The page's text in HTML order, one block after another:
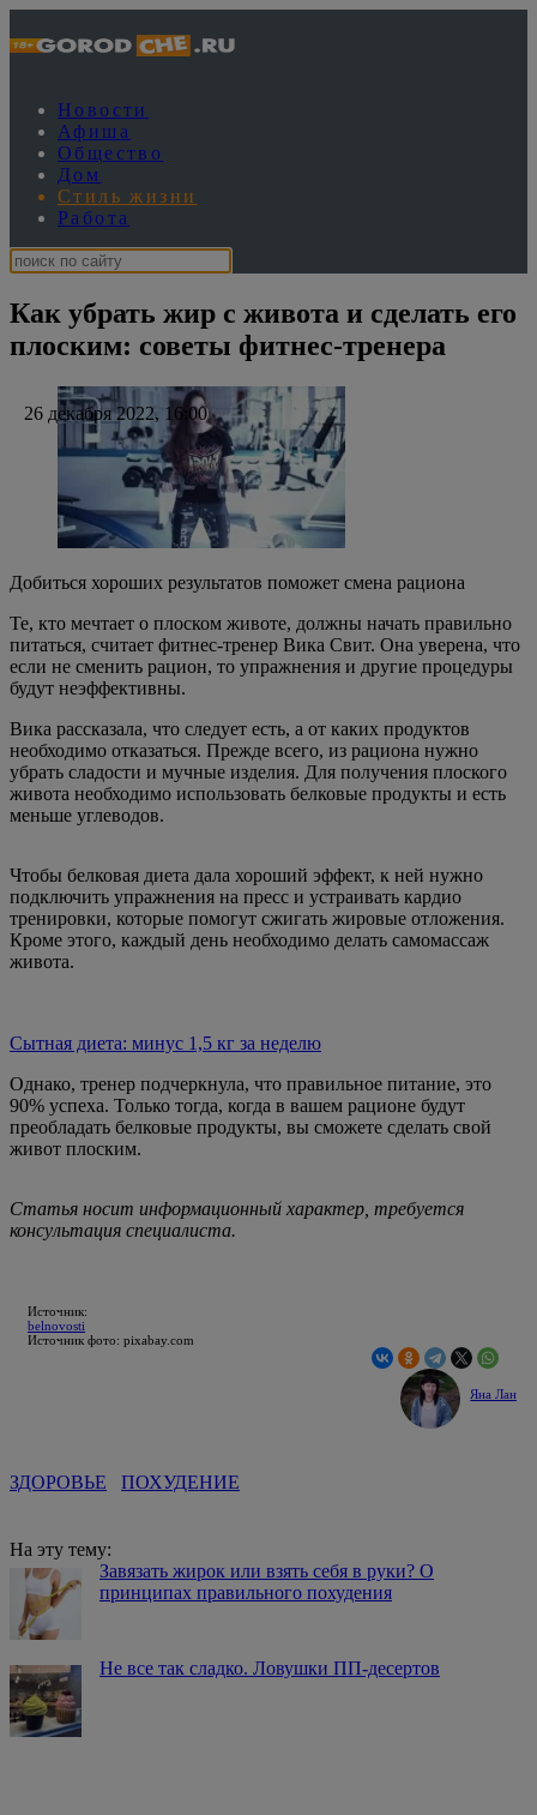
Новости
Афиша
Общество
Дом
Стиль жизни
Работа
Как убрать жир с живота и сделать его
плоским: советы фитнес-тренера
26 декабря 2022, 16:00
Добиться хороших результатов поможет смена рациона
Те, кто мечтает о плоском животе, должны начать правильно
питаться, считает фитнес-тренер Вика Свит. Она уверена, что
если не сменить рацион, то упражнения и другие процедуры
будут неэффективны.
Вика рассказала, что следует есть, а от каких продуктов
необходимо отказаться. Прежде всего, из рациона нужно
убрать сладости и мучные изделия. Для получения плоского
живота необходимо использовать белковые продукты и есть
меньше углеводов.
Чтобы белковая диета дала хороший эффект, к ней нужно
подключить упражнения на пресс и устраивать кардио
тренировки, которые помогут сжигать жировые отложения.
Кроме этого, каждый день необходимо делать самомассаж
живота.
Сытная диета: минус 1,5 кг за неделю
Однако, тренер подчеркнула, что правильное питание, это
90% успеха. Только тогда, когда в вашем рационе будут
преобладать белковые продукты, вы сможете сделать свой
живот плоским.
Статья носит информационный характер, требуется
консультация специалиста.
Источник:
belnovosti
Источник фото: pixabay.com
Яна Лан
ЗДОРОВЬЕ ПОХУДЕНИЕ
На эту тему:
Завязать жирок или взять себя в руки? О
принципах правильного похудения
Не все так сладко. Ловушки ПП-десертов